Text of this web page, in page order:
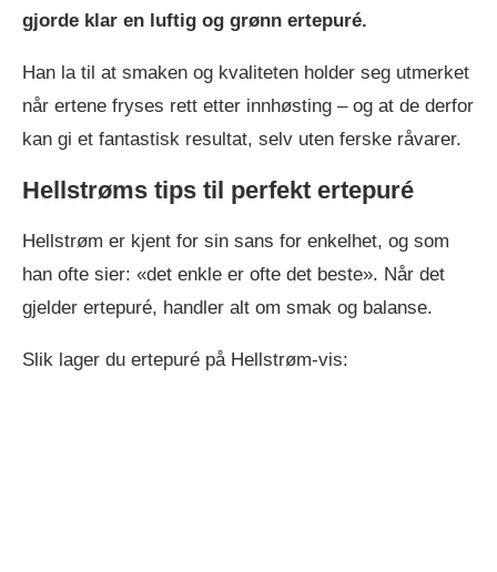
gjorde klar en luftig og grønn ertepuré.
Han la til at smaken og kvaliteten holder seg utmerket
når ertene fryses rett etter innhøsting – og at de derfor
kan gi et fantastisk resultat, selv uten ferske råvarer.
Hellstrøms tips til perfekt ertepuré
Hellstrøm er kjent for sin sans for enkelhet, og som
han ofte sier: «det enkle er ofte det beste». Når det
gjelder ertepuré, handler alt om smak og balanse.
Slik lager du ertepuré på Hellstrøm-vis: